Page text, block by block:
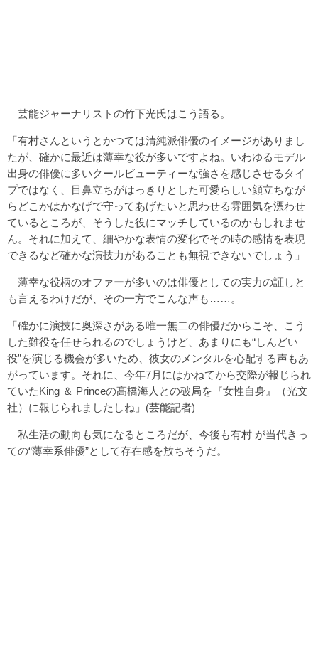
芸能ジャーナリストの竹下光氏はこう語る。
「有村さんというとかつては清純派俳優のイメージがありまし
たが、確かに最近は薄幸な役が多いですよね。いわゆるモデル
出身の俳優に多いクールビューティーな強さを感じさせるタイ
プではなく、目鼻立ちがはっきりとした可愛らしい顔立ちなが
らどこかはかなげで守ってあげたいと思わせる雰囲気を漂わせ
ているところが、そうした役にマッチしているのかもしれませ
ん。それに加えて、細やかな表情の変化でその時の感情を表現
できるなど確かな演技力があることも無視できないでしょう」
薄幸な役柄のオファーが多いのは俳優としての実力の証しと
も言えるわけだが、その一方でこんな声も……。
「確かに演技に奥深さがある唯一無二の俳優だからこそ、こう
した難役を任せられるのでしょうけど、あまりにも“しんどい
役”を演じる機会が多いため、彼女のメンタルを心配する声もあ
がっています。それに、今年7月にはかねてから交際が報じられ
ていたKing ＆ Princeの髙橋海人との破局を『女性自身』（光文
社）に報じられましたしね」(芸能記者)
私生活の動向も気になるところだが、今後も有村 が当代きっ
ての“薄幸系俳優”として存在感を放ちそうだ。